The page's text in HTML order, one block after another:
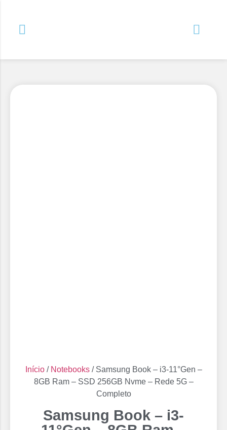
Início/ Notebooks/ Samsung Book – i3-11°Gen –
8GB Ram – SSD 256GB Nvme – Rede 5G –
Completo
Samsung Book – i3-